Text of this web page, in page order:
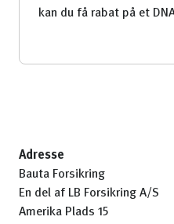
kan du få rabat på et
Adresse
Bauta Forsikring
En del af LB Forsikring A/S
Amerika Plads 15